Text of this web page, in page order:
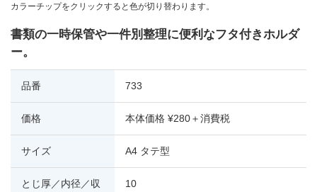
カラーチップをクリックすると色が切り替わります。
書類の一時保管や一件別整理に便利なフタ付きホルダ
ー。
品番 733
価格 本体価格 ¥280＋消費税
サイズ A4 タテ型
とじ厚／内径／収
10